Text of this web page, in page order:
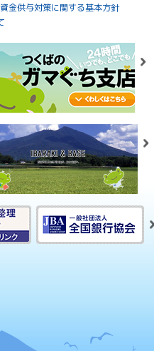
金供与対策に関する基本方針